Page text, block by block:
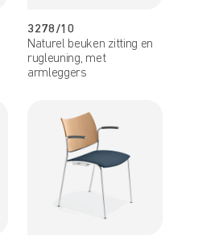
3278/10
Naturel beuken zitting en
rugleuning, met
armleggers